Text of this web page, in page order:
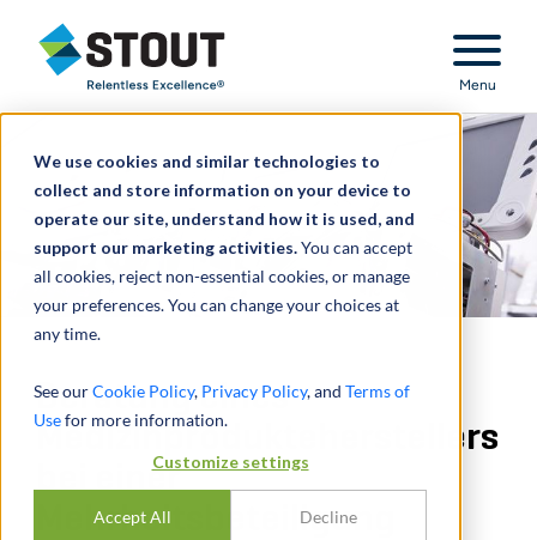
We use cookies and similar technologies to
collect and store information on your device to
operate our site, understand how it is used, and
support our marketing activities.You can accept
all cookies, reject non-essential cookies, or manage
your preferences. You can change your choices at
any time.
See ourCookie Policy, Privacy Policy, and Terms of
Usefor more information.
Customize settings
Accept All Decline
Stout Relentless Excellence
Menu
Beratung eines
Medizinprodukteherstellers
bei einer
Mehrheitsbeteiligung